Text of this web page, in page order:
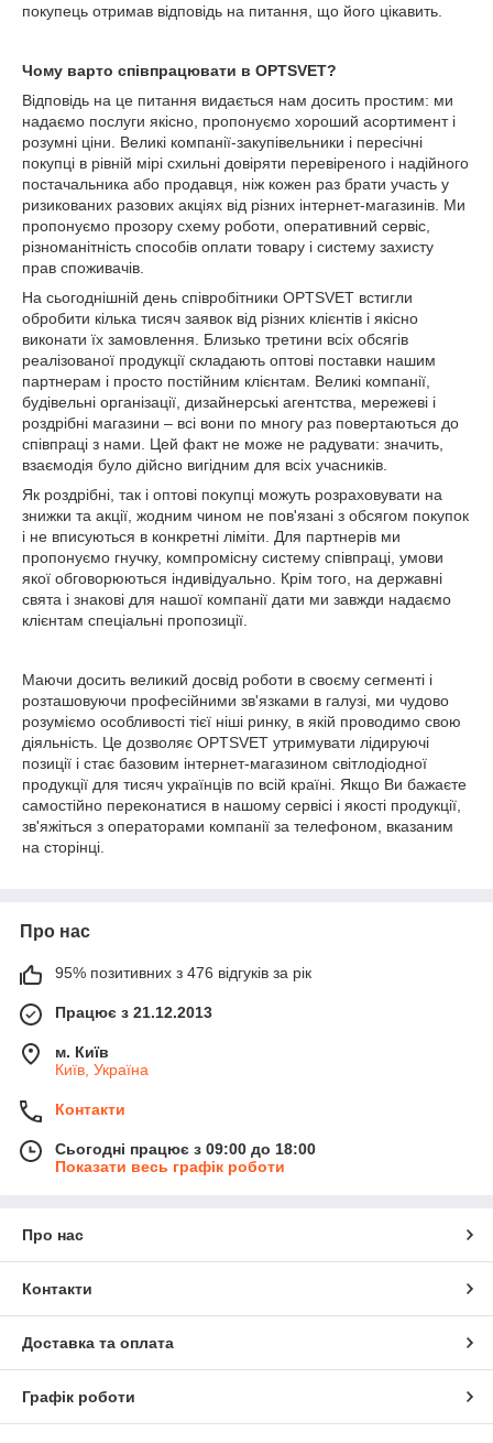
покупець отримав відповідь на питання, що його цікавить.
Чому варто співпрацювати в OPTSVET?
Відповідь на це питання видається нам досить простим: ми
надаємо послуги якісно, пропонуємо хороший асортимент і
розумні ціни. Великі компанії-закупівельники і пересічні
покупці в рівній мірі схильні довіряти перевіреного і надійного
постачальника або продавця, ніж кожен раз брати участь у
ризикованих разових акціях від різних інтернет-магазинів. Ми
пропонуємо прозору схему роботи, оперативний сервіс,
різноманітність способів оплати товару і систему захисту
прав споживачів.
На сьогоднішній день співробітники OPTSVET встигли
обробити кілька тисяч заявок від різних клієнтів і якісно
виконати їх замовлення. Близько третини всіх обсягів
реалізованої продукції складають оптові поставки нашим
партнерам і просто постійним клієнтам. Великі компанії,
будівельні організації, дизайнерські агентства, мережеві і
роздрібні магазини – всі вони по многу раз повертаються до
співпраці з нами. Цей факт не може не радувати: значить,
взаємодія було дійсно вигідним для всіх учасників.
Як роздрібні, так і оптові покупці можуть розраховувати на
знижки та акції, жодним чином не пов'язані з обсягом покупок
і не вписуються в конкретні ліміти. Для партнерів ми
пропонуємо гнучку, компромісну систему співпраці, умови
якої обговорюються індивідуально. Крім того, на державні
свята і знакові для нашої компанії дати ми завжди надаємо
клієнтам спеціальні пропозиції.
Маючи досить великий досвід роботи в своєму сегменті і
розташовуючи професійними зв'язками в галузі, ми чудово
розуміємо особливості тієї ніші ринку, в якій проводимо свою
діяльність. Це дозволяє OPTSVET утримувати лідируючі
позиції і стає базовим інтернет-магазином світлодіодної
продукції для тисяч українців по всій країні. Якщо Ви бажаєте
самостійно переконатися в нашому сервісі і якості продукції,
зв'яжіться з операторами компанії за телефоном, вказаним
на сторінці.
Про нас
95% позитивних з 476 відгуків за рік
Працює з 21.12.2013
м. Київ
Київ, Україна
Контакти
Сьогодні працює з 09:00 до 18:00
Показати весь графік роботи
Про нас
Контакти
Доставка та оплата
Графік роботи